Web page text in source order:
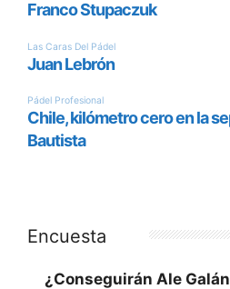
Encuesta
¿Conseguirán Ale